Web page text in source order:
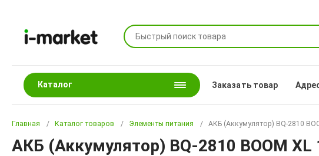
Каталог Заказать товар
Главная Каталог товаров Элементы питания АКБ (Аккумулятор) BQ-2810
АКБ (Аккумулятор) BQ-2810 BOOM XL